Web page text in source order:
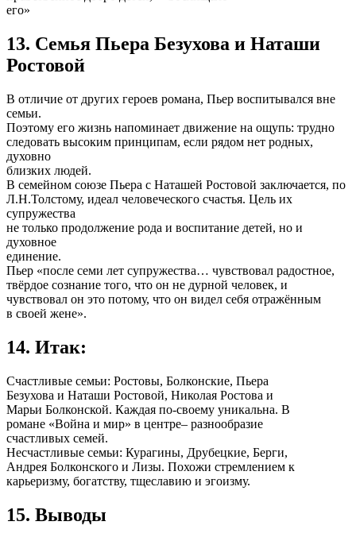
его»
13. Семья Пьера Безухова и Наташи
Ростовой
В отличие от других героев романа, Пьер воспитывался вне
семьи.
Поэтому его жизнь напоминает движение на ощупь: трудно
следовать высоким принципам, если рядом нет родных,
духовно
близких людей.
В семейном союзе Пьера с Наташей Ростовой заключается, по
Л.Н.Толстому, идеал человеческого счастья. Цель их
супружества
не только продолжение рода и воспитание детей, но и
духовное
единение.
Пьер «после семи лет супружества… чувствовал радостное,
твёрдое сознание того, что он не дурной человек, и
чувствовал он это потому, что он видел себя отражённым
в своей жене».
14. Итак:
Счастливые семьи: Ростовы, Болконские, Пьера
Безухова и Наташи Ростовой, Николая Ростова и
Марьи Болконской. Каждая по-своему уникальна. В
романе «Война и мир» в центре– разнообразие
счастливых семей.
Несчастливые семьи: Курагины, Друбецкие, Берги,
Андрея Болконского и Лизы. Похожи стремлением к
карьеризму, богатству, тщеславию и эгоизму.
15. Выводы